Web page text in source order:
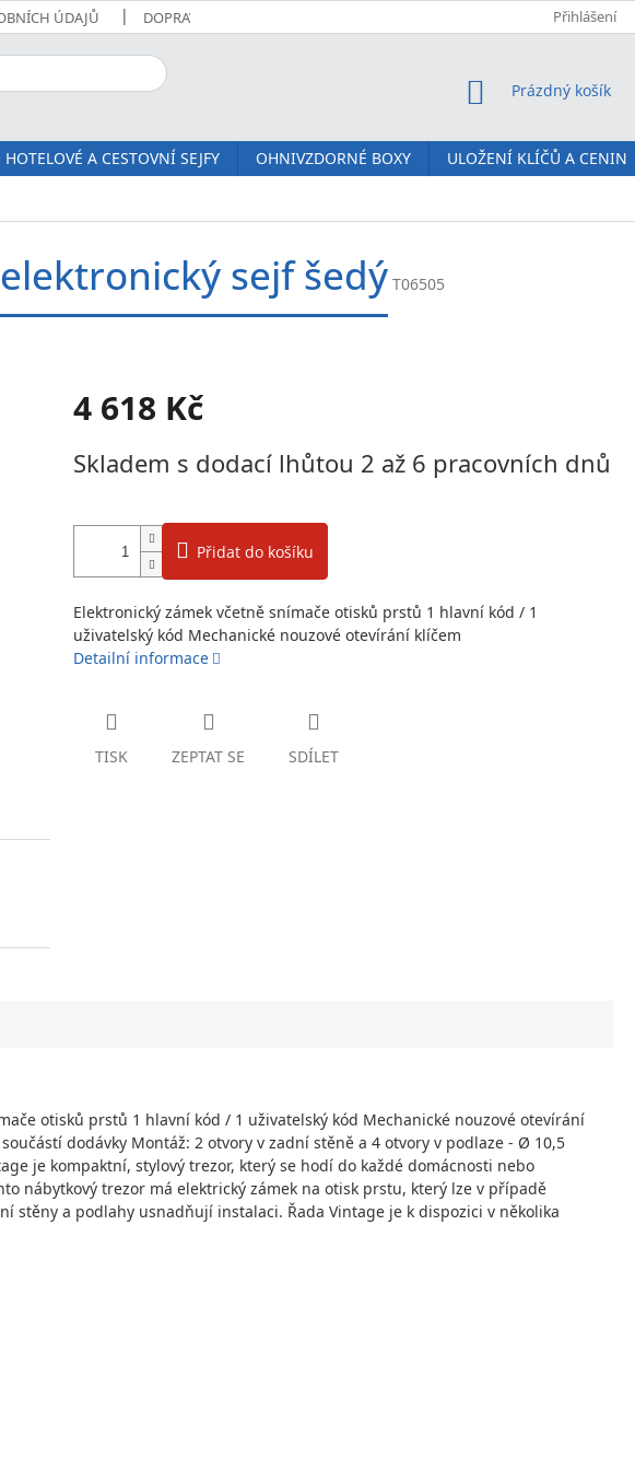
ÚDAJŮ DOPRAVA A PLATBA O NÁS
Přihlášení
NÁKUPNÍ KOŠÍK
Prázdný košík
A CESTOVNÍ SEJFY OHNIVZDORNÉ BOXY
ULOŽENÍ KLÍČŮ A CENIN
sejf šedý T06505
4 618 Kč
cena:
Skladem s dodací lhůtou 2 až 6 pracovních dnů
Přidat do košíku
Elektronický zámek včetně snímače otisků prstů 1 hlavní kód / 1
uživatelský kód Mechanické nouzové otevírání klíčem
Detailní informace
TISK ZEPTAT SE SDÍLET
otisků prstů 1 hlavní kód / 1 uživatelský kód Mechanické nouzové otevírání
dodávky Montáž: 2 otvory v zadní stěně a 4 otvory v podlaze - Ø 10,5
je kompaktní, stylový trezor, který se hodí do každé domácnosti nebo
nábytkový trezor má elektrický zámek na otisk prstu, který lze v případě
stěny a podlahy usnadňují instalaci. Řada Vintage je k dispozici v několika